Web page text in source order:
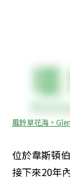
風鈴草花海。
位於韋斯頓
接下來20年